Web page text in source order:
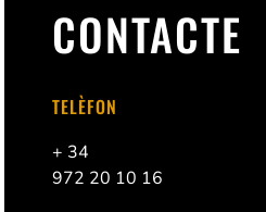
CONTACTE
TELÈFON
+ 34
972 20 10 16